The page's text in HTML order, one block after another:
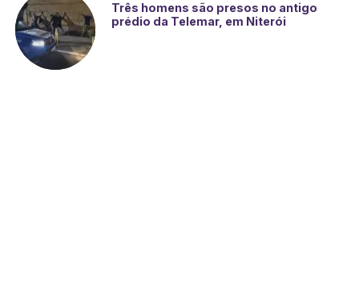
Três homens são presos no antigo
prédio da Telemar, em Niterói